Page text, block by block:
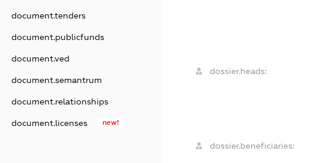
document.tenders
document.publicfunds
document.ved
document.semantrum
document.relationships
document.licenses new!
dossier.heads:
dossier.beneficiaries: